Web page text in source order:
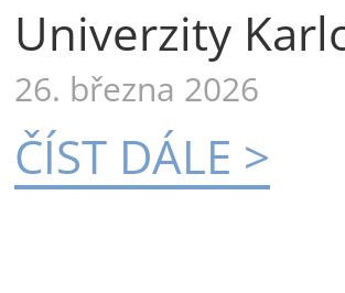
Univerzity
26. března 2026
ČÍST DÁLE >